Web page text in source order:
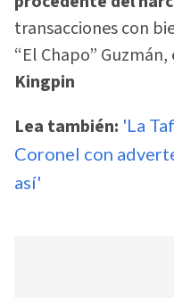
transacciones con
“El Chapo”
Kingpin
Lea también: 'La
Coronel con
así'